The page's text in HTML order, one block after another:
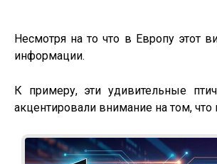
Несмотря на то что в Европу этот
информации.
К примеру, эти удивительные
акцентировали внимание на том,